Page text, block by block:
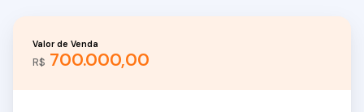
R$ 700.000,00
Valor de Venda